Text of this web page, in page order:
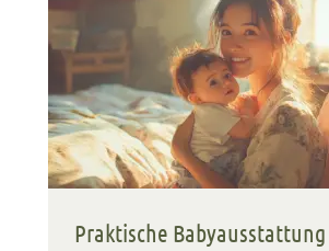
Praktische